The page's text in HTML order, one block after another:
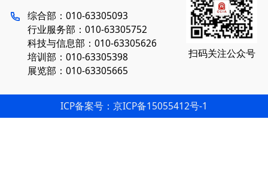
综合部：010-63305093
行业服务部：010-63305752
科技与信息部：010-63305626
培训部：010-63305398
展览部：010-63305665
扫码关注公众号
ICP备案号：京ICP备15055412号-1